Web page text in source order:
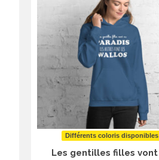
plusieurs
variations.
Les
options
peuvent
être
la
du
produit
Différents coloris disponibles
Les gentilles filles vont